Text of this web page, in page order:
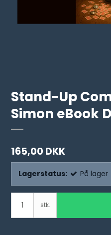
Stand-Up
Simon eBook
165,00 DKK
Lagerstatus: På lager
stk.